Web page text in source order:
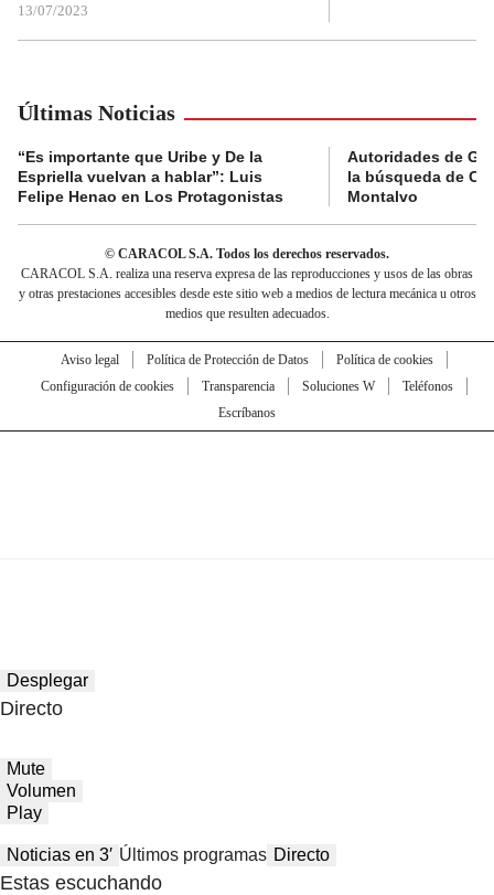
13/07/2023
Últimas Noticias
“Es importante que Uribe y De la
Espriella vuelvan a hablar”: Luis
Felipe Henao en Los Protagonistas
Autoridades de
la búsqueda de
Montalvo
© CARACOL S.A. Todos los derechos reservados.
CARACOL S.A. realiza una reserva expresa de las reproducciones y usos de las obras
y otras prestaciones accesibles desde este sitio web a medios de lectura mecánica u otros
medios que resulten adecuados.
Aviso legal Política de Protección de Datos
Política de cookies
Configuración de cookies
Transparencia Soluciones W
Teléfonos
Escríbanos
Desplegar
Directo
Mute
Volumen
Play
Noticias en 3′ Últimos programas Directo
Estas escuchando